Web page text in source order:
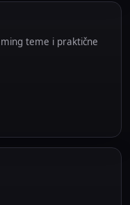
teme i praktične